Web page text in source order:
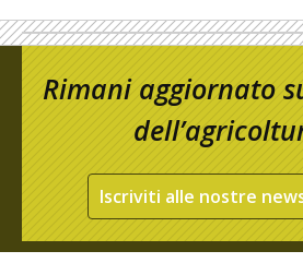
Rimani aggiornato
Iscriviti alle nostre